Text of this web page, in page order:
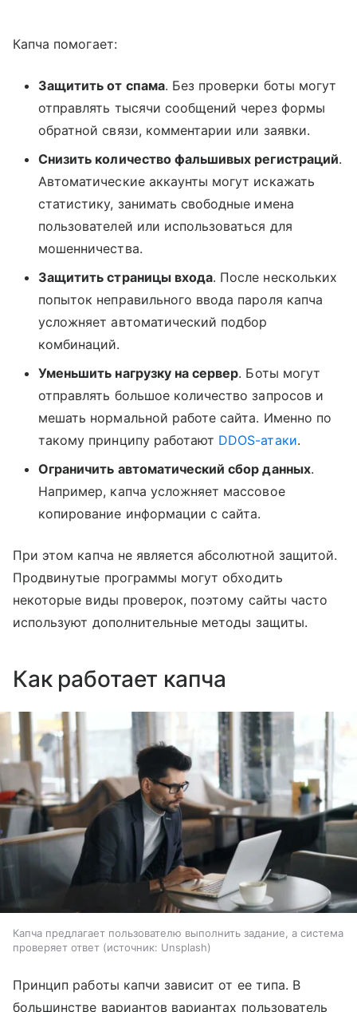
Капча помогает:
Защитить от спама. Без проверки боты могут
отправлять тысячи сообщений через формы
обратной связи, комментарии или заявки.
Снизить количество фальшивых регистраций.
Автоматические аккаунты могут искажать
статистику, занимать свободные имена
пользователей или использоваться для
мошенничества.
Защитить страницы входа. После нескольких
попыток неправильного ввода пароля капча
усложняет автоматический подбор
комбинаций.
Уменьшить нагрузку на сервер. Боты могут
отправлять большое количество запросов и
мешать нормальной работе сайта. Именно по
такому принципу работают DDOS-атаки.
Ограничить автоматический сбор данных.
Например, капча усложняет массовое
копирование информации с сайта.
При этом капча не является абсолютной защитой.
Продвинутые программы могут обходить
некоторые виды проверок, поэтому сайты часто
используют дополнительные методы защиты.
Как работает капча
Капча предлагает пользователю выполнить задание, а система
проверяет ответ
источник: Unsplash
Принцип работы капчи зависит от ее типа. В
большинстве вариантов вариантах пользователь